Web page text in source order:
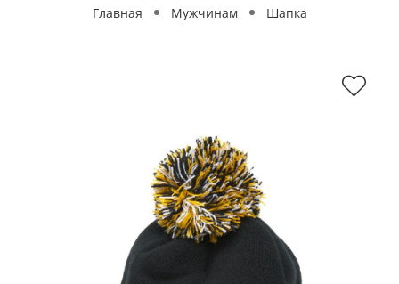
Главная Мужчинам Шапка